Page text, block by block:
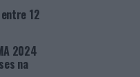
Segundo a
dos
curiosos e das
mais relaxada e
12
2024
na